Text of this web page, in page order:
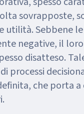
sovrapposte,
utilità. Sebbene
negative, il
disatteso.
processi
che porta